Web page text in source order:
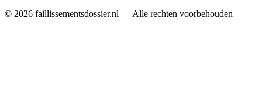
© 2026 faillissementsdossier.nl — Alle rechten voorbehouden